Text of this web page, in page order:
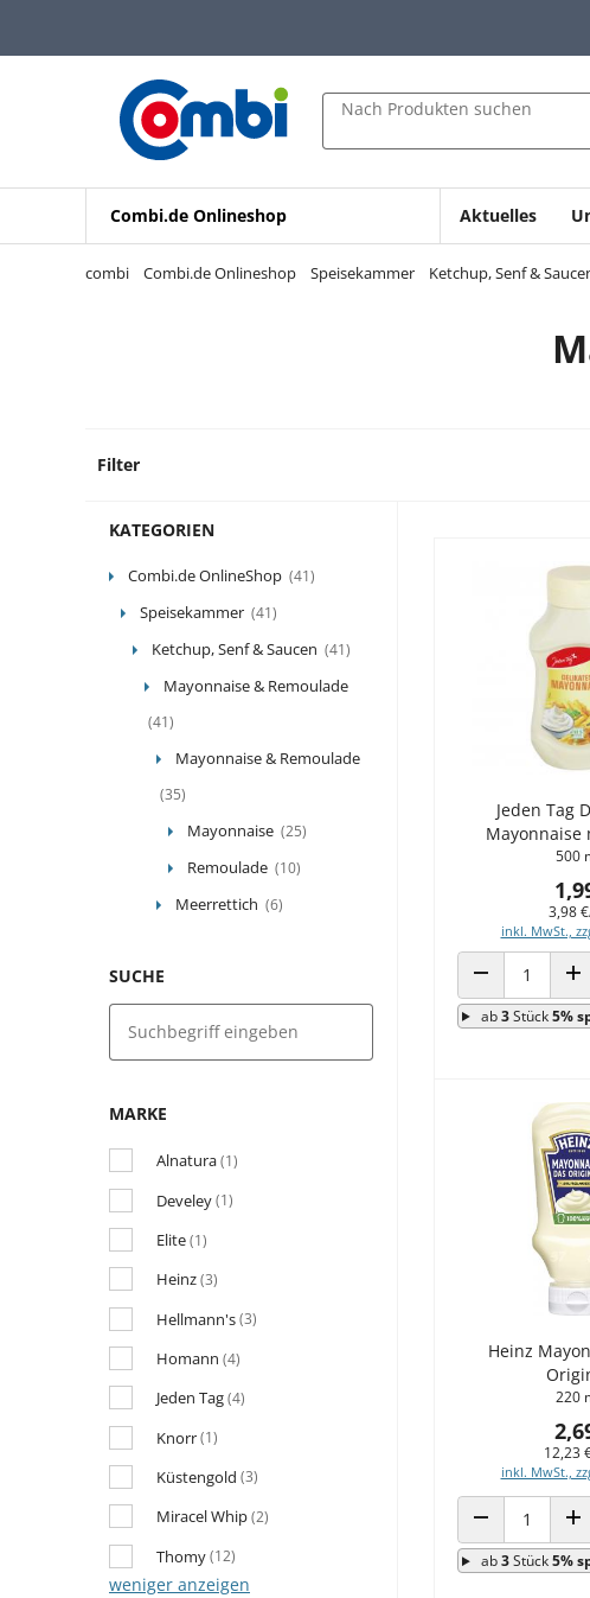
Zur Navigation springen
Zur Suche springen
Nach Produkten suchen
Combi.de Onlineshop Aktuelles
combi Combi.de Onlineshop Speisekammer Ketchup, Senf &
Filter
KATEGORIEN
Combi.de OnlineShop (41)
Speisekammer (41)
Ketchup, Senf & Saucen (41)
Mayonnaise & Remoulade
(41)
Mayonnaise & Remoulade
(35)
Mayonnaise (25)
Remoulade (10)
Meerrettich (6)
SUCHE
MARKE
Alnatura(1)
Develey(1)
Elite(1)
Heinz(3)
Hellmann's(3)
Homann (4)
Jeden Tag(4)
Knorr(1)
Küstengold (3)
Miracel Whip(2)
Thomy(12)
weniger anzeigen
Jeden Tag
Mayonnaise
500
3,98
inkl. MwSt.,
ANZAHL
ab3Stück5%
Heinz
220
12,23
inkl. MwSt.,
ANZAHL
ab3Stück5%